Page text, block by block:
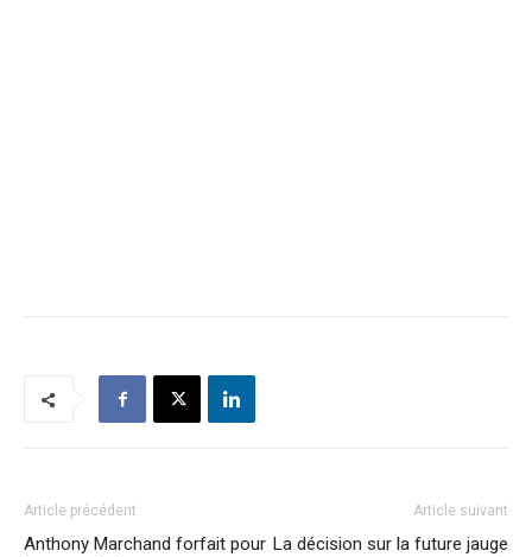
Article précédent
Anthony Marchand forfait pour
Article suivant
La décision sur la future jauge